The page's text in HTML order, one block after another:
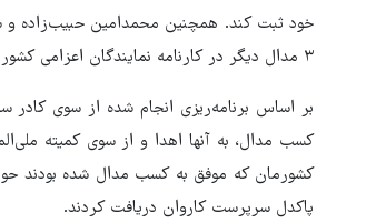
خود ثبت کند. همچنین محمدامین حبیب‌زاده و
۳ مدال دیگر در کارنامه نمایندگان اعزامی کشورمان ثبت شود.
بر اساس برنامه‌ریزی انجام شده از سوی کادر
کشورمان که موفق به کسب مدال شده بودند
پاکدل سرپرست کاروان دریافت کردند.